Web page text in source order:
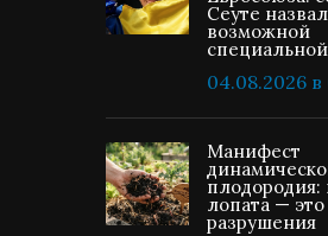
Сеуте
возможной
04.08.2026 в
Манифест
плодородия:
лопата —
разрушения